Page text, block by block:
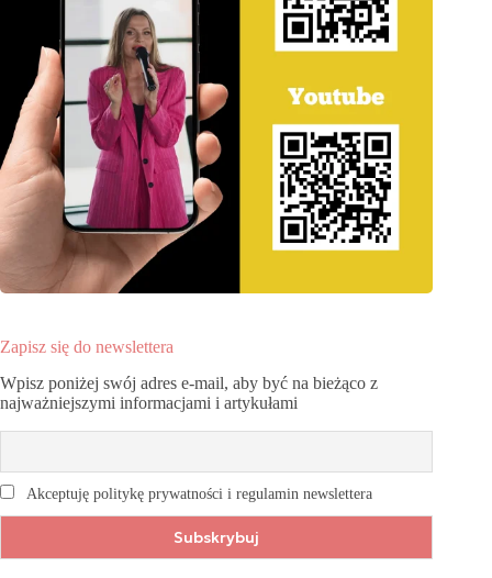
Zapisz się do newslettera
Wpisz poniżej swój adres e-mail, aby być na bieżąco z
najważniejszymi informacjami i artykułami
Akceptuję politykę prywatności i regulamin newslettera